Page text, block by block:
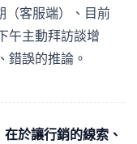
（客服端）、目前
午主動拜訪談增
錯誤的推論。
於讓行銷的線索、